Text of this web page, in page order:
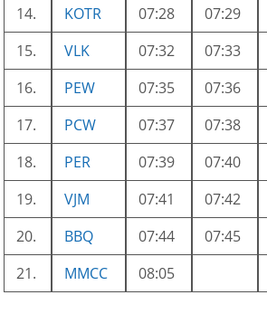
14.
KOTR 07:28 07:29
15.
VLK 07:32 07:33
16.
PEW 07:35 07:36
17.
PCW 07:37 07:38
18.
PER 07:39 07:40
19.
VJM 07:41 07:42
20.
BBQ 07:44 07:45
21.
MMCC 08:05